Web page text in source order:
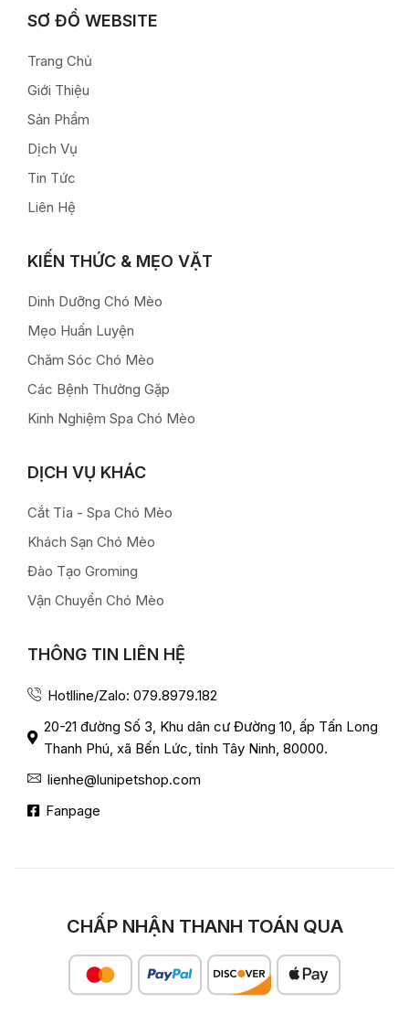
SƠ ĐỒ WEBSITE
Trang Chủ
Giới Thiệu
Sản Phẩm
Dịch Vụ
Tin Tức
Liên Hệ
KIẾN THỨC & MẸO VẶT
Dinh Dưỡng Chó Mèo
Mẹo Huấn Luyện
Chăm Sóc Chó Mèo
Các Bệnh Thường Gặp
Kinh Nghiệm Spa Chó Mèo
DỊCH VỤ KHÁC
Cắt Tỉa - Spa Chó Mèo
Khách Sạn Chó Mèo
Đào Tạo Groming
Vận Chuyển Chó Mèo
THÔNG TIN LIÊN HỆ
Hotlline/Zalo: 079.8979.182
20-21 đường Số 3, Khu dân cư Đường 10, ấp Tấn Long
Thanh Phú, xã Bến Lức, tỉnh Tây Ninh, 80000.
lienhe@lunipetshop.com
Fanpage
CHẤP NHẬN THANH TOÁN QUA